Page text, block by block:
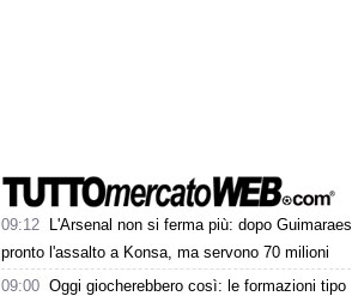
09:12
L'Arsenal non si ferma più: dopo Guimaraes
pronto l'assalto a Konsa, ma servono 70 milioni
09:00 Oggi giocherebbero così: le formazioni tipo